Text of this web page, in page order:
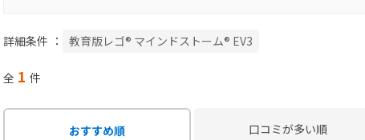
詳細条件 ： 教育版レゴ® マインドストーム® EV3
全 1 件
おすすめ順 口コミが多い順